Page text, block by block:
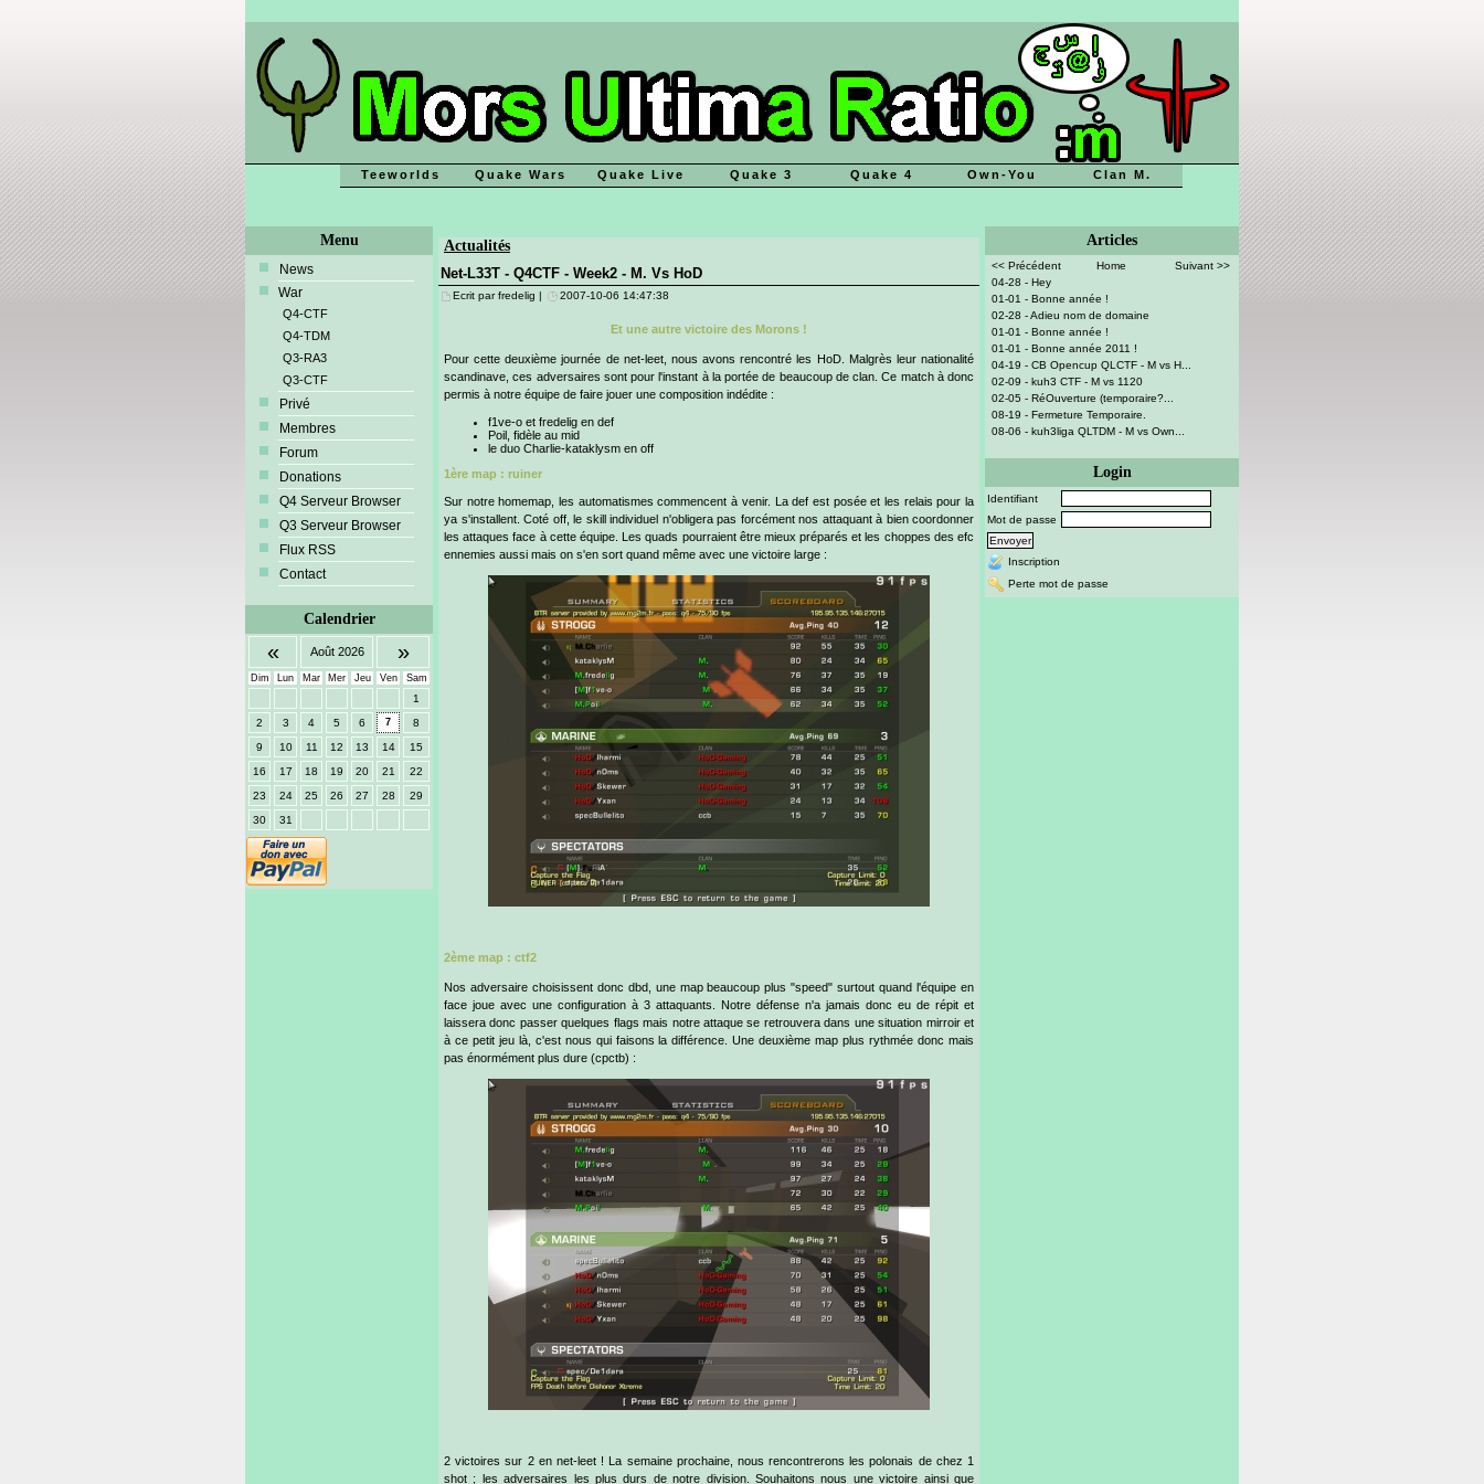
Clan M.
Own-You
Quake 4
Quake 3
Quake Live
Quake Wars
Teeworlds
Menu
News
War
Q4-CTF
Q4-TDM
Q3-RA3
Q3-CTF
Privé
Membres
Forum
Donations
Q4 Serveur Browser
Q3 Serveur Browser
Flux RSS
Contact
Calendrier
« Août 2026 »
Dim Lun Mar Mer Jeu Ven Sam
1
2
3 4 5 6 7
8
9
10 11 12 13 14
15
16
17 18 19 20 21
22
23
24 25 26 27 28
29
30
31
Articles
<< Précédent Home
Suivant >>
04-28 - Hey
01-01 - Bonne année !
02-28 - Adieu nom de domaine
01-01 - Bonne année !
01-01 - Bonne année 2011 !
04-19 - CB Opencup QLCTF - M vs H...
02-09 - kuh3 CTF - M vs 1120
02-05 - RéOuverture (temporaire?...
08-19 - Fermeture Temporaire.
08-06 - kuh3liga QLTDM - M vs Own...
Login
Identifiant
Mot de passe
Inscription
Perte mot de passe
Actualités
Net-L33T - Q4CTF - Week2 - M. Vs HoD
Ecrit par fredelig | 2007-10-06 14:47:38
Et une autre victoire des Morons !
Pour cette deuxième journée de net-leet, nous avons rencontré les HoD. Malgrès leur nationalité
scandinave, ces adversaires sont pour l'instant à la portée de beaucoup de clan. Ce match à donc
permis à notre équipe de faire jouer une composition indédite :
f1ve-o et fredelig en def
Poil, fidèle au mid
le duo Charlie-kataklysm en off
1ère map : ruiner
Sur notre homemap, les automatismes commencent à venir. La def est posée et les relais pour la
ya s'installent. Coté off, le skill individuel n'obligera pas forcément nos attaquant à bien coordonner
les attaques face à cette équipe. Les quads pourraient être mieux préparés et les choppes des efc
ennemies aussi mais on s'en sort quand même avec une victoire large :
2ème map : ctf2
Nos adversaire choisissent donc dbd, une map beaucoup plus "speed" surtout quand l'équipe en
face joue avec une configuration à 3 attaquants. Notre défense n'a jamais donc eu de répit et
laissera donc passer quelques flags mais notre attaque se retrouvera dans une situation mirroir et
à ce petit jeu là, c'est nous qui faisons la différence. Une deuxième map plus rythmée donc mais
pas énormément plus dure (cpctb) :
2 victoires sur 2 en net-leet ! La semaine prochaine, nous rencontrerons les polonais de chez 1
shot ; les adversaires les plus durs de notre division. Souhaitons nous une victoire ainsi que